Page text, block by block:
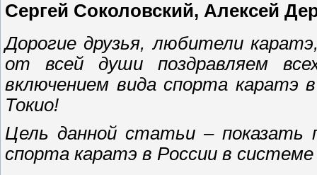
Сергей Соколовский, Алексей
Дорогие друзья, любители
от всей души поздравляем
включением вида спорта каратэ
Токио!
Цель данной статьи – показать
спорта каратэ в России в